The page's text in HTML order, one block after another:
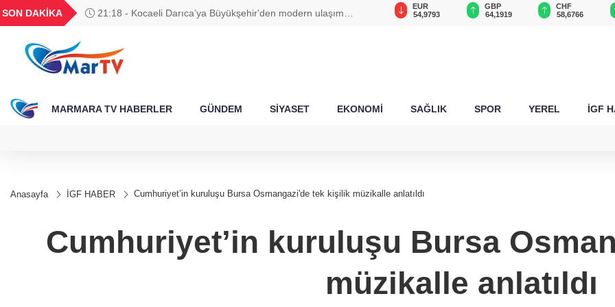
SON DAKİKA
21:18 - Kocaeli Darıca’ya Büyükşehir'den modern ulaşım
BGN
27,9743
0,0018
6.542,02
13.798,82
47,6923
EUR
54,9793
GBP
64,1919
CHF
58,6766
MARMARA TV HABERLER GÜNDEM SİYASET EKONOMİ SAĞLIK SPOR YEREL İGF
Anasayfa İGF HABER Cumhuriyet’in kuruluşu Bursa Osmangazi'de tek kişilik müzikalle anlatıldı
Cumhuriyet’in kuruluşu Bursa
müzikalle anlatıldı